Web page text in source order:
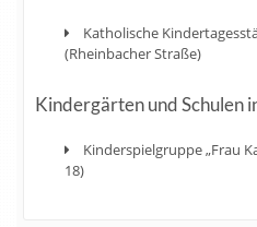
Katholische
(Rheinbacher Straße)
Kindergärten und Schulen
Kinderspielgruppe „Frau
18)